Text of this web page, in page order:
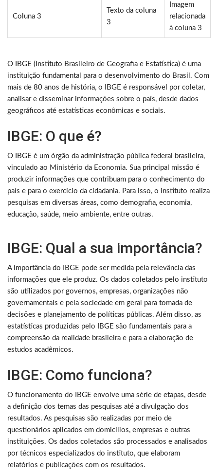
Coluna 3
Texto da coluna
3
Imagem
relacionada
à coluna 3
O IBGE (Instituto Brasileiro de Geografia e Estatística) é uma
instituição fundamental para o desenvolvimento do Brasil. Com
mais de 80 anos de história, o IBGE é responsável por coletar,
analisar e disseminar informações sobre o país, desde dados
geográficos até estatísticas econômicas e sociais.
IBGE: O que é?
O IBGE é um órgão da administração pública federal brasileira,
vinculado ao Ministério da Economia. Sua principal missão é
produzir informações que contribuam para o conhecimento do
país e para o exercício da cidadania. Para isso, o instituto realiza
pesquisas em diversas áreas, como demografia, economia,
educação, saúde, meio ambiente, entre outras.
IBGE: Qual a sua importância?
A importância do IBGE pode ser medida pela relevância das
informações que ele produz. Os dados coletados pelo instituto
são utilizados por governos, empresas, organizações não
governamentais e pela sociedade em geral para tomada de
decisões e planejamento de políticas públicas. Além disso, as
estatísticas produzidas pelo IBGE são fundamentais para a
compreensão da realidade brasileira e para a elaboração de
estudos acadêmicos.
IBGE: Como funciona?
O funcionamento do IBGE envolve uma série de etapas, desde
a definição dos temas das pesquisas até a divulgação dos
resultados. As pesquisas são realizadas por meio de
questionários aplicados em domicílios, empresas e outras
instituições. Os dados coletados são processados e analisados
por técnicos especializados do instituto, que elaboram
relatórios e publicações com os resultados.